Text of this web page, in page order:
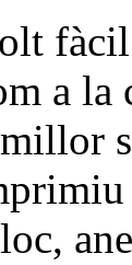
a la